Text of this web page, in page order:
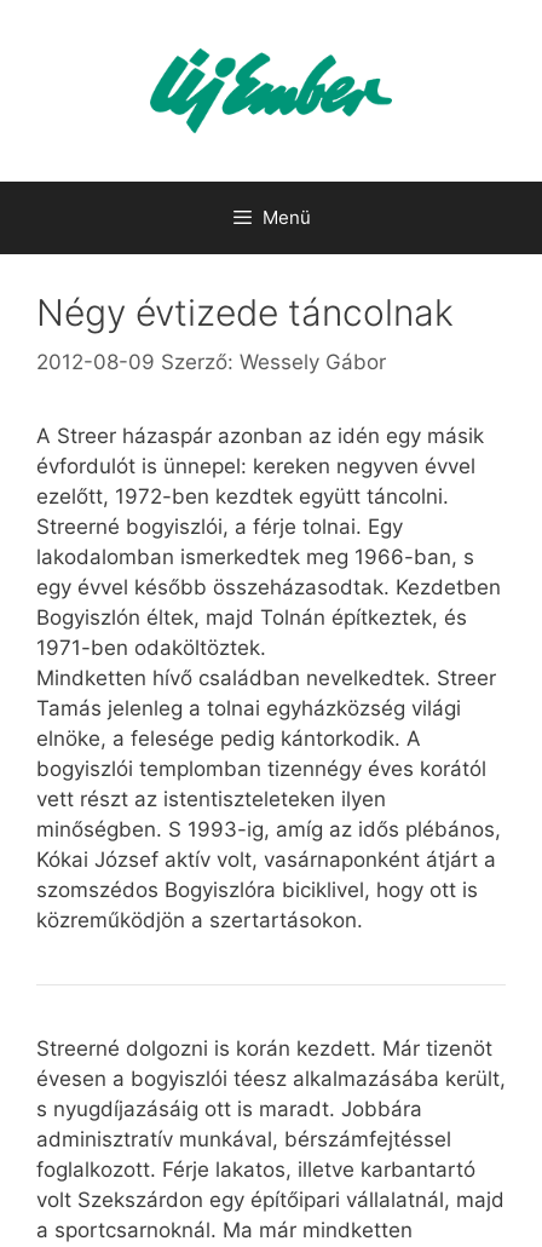
Menü
Négy évtizede táncolnak
2012-08-09 Szerző: Wessely Gábor
A Streer házaspár azonban az idén egy másik
évfordulót is ünnepel: kereken negyven évvel
ezelőtt, 1972-ben kezdtek együtt táncolni.
Streerné bogyiszlói, a férje tolnai. Egy
lakodalomban ismerkedtek meg 1966-ban, s
egy évvel később összeházasodtak. Kezdetben
Bogyiszlón éltek, majd Tolnán építkeztek, és
1971-ben odaköltöztek.
Mindketten hívő családban nevelkedtek. Streer
Tamás jelenleg a tolnai egyházközség világi
elnöke, a felesége pedig kántorkodik. A
bogyiszlói templomban tizennégy éves korától
vett részt az istentiszteleteken ilyen
minőségben. S 1993-ig, amíg az idős plébános,
Kókai József aktív volt, vasárnaponként átjárt a
szomszédos Bogyiszlóra biciklivel, hogy ott is
közreműködjön a szertartásokon.
Streerné dolgozni is korán kezdett. Már tizenöt
évesen a bogyiszlói téesz alkalmazásába került,
s nyugdíjazásáig ott is maradt. Jobbára
adminisztratív munkával, bérszámfejtéssel
foglalkozott. Férje lakatos, illetve karbantartó
volt Szekszárdon egy építőipari vállalatnál, majd
a sportcsarnoknál. Ma már mindketten